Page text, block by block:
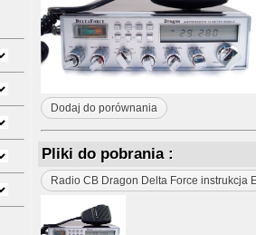
Dodaj do porównania
Pliki do pobrania :
Radio CB Dragon Delta Force instrukcja